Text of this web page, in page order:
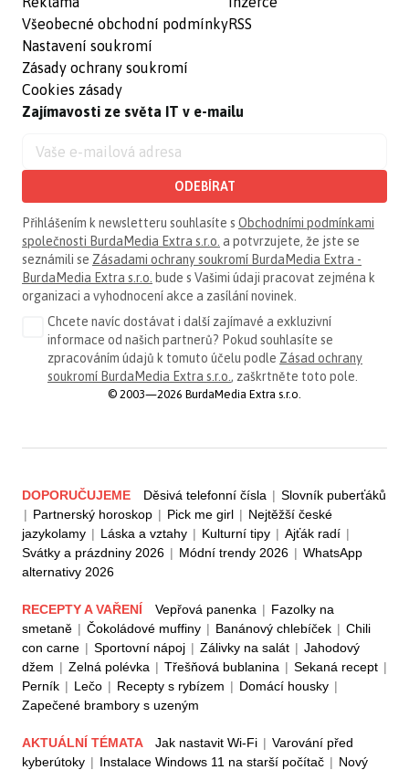
Všeobecné obchodní podmínky
Nastavení soukromí
Zásady ochrany soukromí
Cookies zásady
RSS
Zajímavosti ze světa IT v e-mailu
ODEBÍRAT
Přihlášením k newsletteru souhlasíte s Obchodními podmínkami
společnosti BurdaMedia Extra s.r.o. a potvrzujete, že jste se
seznámili se Zásadami ochrany soukromí BurdaMedia Extra -
BurdaMedia Extra s.r.o. bude s Vašimi údaji pracovat zejména k
organizaci a vyhodnocení akce a zasílání novinek.
Chcete navíc dostávat i další zajímavé a exkluzivní
informace od našich partnerů? Pokud souhlasíte se
zpracováním údajů k tomuto účelu podle Zásad ochrany
soukromí BurdaMedia Extra s.r.o. , zaškrtněte toto pole.
© 2003—2026 BurdaMedia Extra s.r.o.
DOPORUČUJEME Děsivá telefonní čísla | Slovník puberťáků
| Partnerský horoskop | Pick me girl | Nejtěžší české
jazykolamy | Láska a vztahy | Kulturní tipy | Ajťák radí |
Svátky a prázdniny 2026 | Módní trendy 2026 | WhatsApp
alternativy 2026
RECEPTY A VAŘENÍ Vepřová panenka | Fazolky na
smetaně | Čokoládové muffiny | Banánový chlebíček | Chili
con carne | Sportovní nápoj | Zálivky na salát | Jahodový
džem | Zelná polévka | Třešňová bublanina | Sekaná recept |
Perník | Lečo | Recepty s rybízem | Domácí housky |
Zapečené brambory s uzeným
AKTUÁLNÍ TÉMATA Jak nastavit Wi-Fi | Varování před
kyberútoky | Instalace Windows 11 na starší počítač | Nový